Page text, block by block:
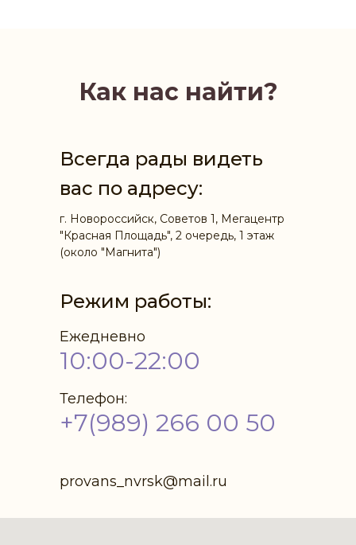
Как нас найти?
Всегда рады видеть
вас по адресу:
г. Новороссийск, Советов 1, Мегацентр
"Красная Площадь", 2 очередь, 1 этаж
(около "Магнита")
provans_nvrsk@mail.ru
Режим работы:
Ежедневно
Телефон:
10:00-22:00
+7(989) 266 00 50